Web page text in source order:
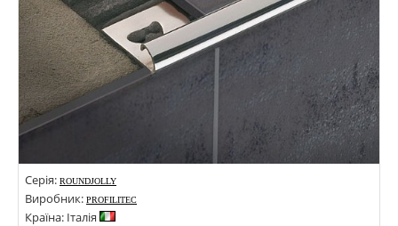
Серія: ROUNDJOLLY
Виробник: PROFILITEC
Країна: Італія